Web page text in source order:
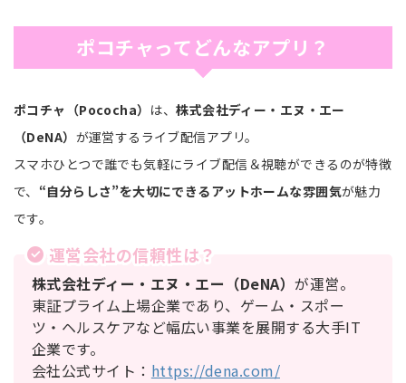
ポコチャってどんなアプリ？
ポコチャ（Pococha） は、株式会社ディー・エヌ・エー
（DeNA） が運営するライブ配信アプリ。
スマホひとつで誰でも気軽にライブ配信＆視聴ができるのが特徴
で、 “自分らしさ”を大切にできるアットホームな雰囲気が魅力
です。
運営会社の信頼性は？
株式会社ディー・エヌ・エー（DeNA）が運営。
東証プライム上場企業であり、ゲーム・スポー
ツ・ヘルスケアなど幅広い事業を展開する大手IT
企業です。
会社公式サイト： https://dena.com/